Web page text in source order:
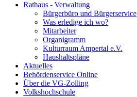
Rathaus - Verwaltung
Bürgerbüro und Bürgerservice
Was erledige ich wo?
Mitarbeiter
Organigramm
Kulturraum Ampertal e.V.
Haushaltspläne
Aktuelles
Behördenservice Online
Über die VG-Zolling
Volkshochschule